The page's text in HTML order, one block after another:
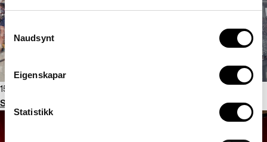
Consent
Selection
Naudsynt
Eigenskapar
Statistikk
15. desember 2021
Sportsvaske er årets ord 2021